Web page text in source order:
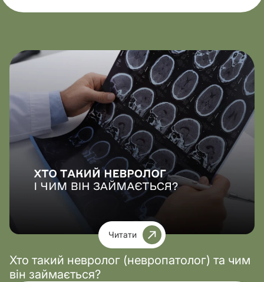
Читати
Хто такий невролог (невропатолог) та чим
він займається?